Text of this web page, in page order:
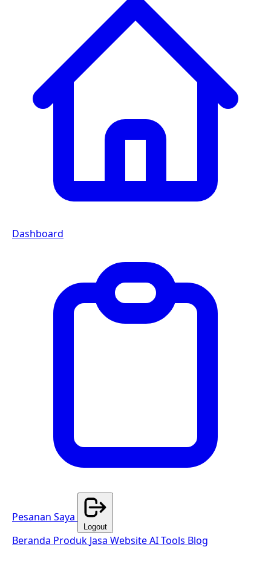
Dashboard
Pesanan Saya
Logout
Beranda Produk Jasa WebsiteAI Tools Blog